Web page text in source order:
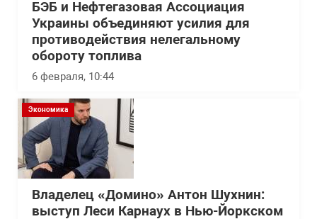
БЭБ и Нефтегазовая Ассоциация
Украины объединяют усилия для
противодействия нелегальному
обороту топлива
6 февраля, 10:44
Экономика
Владелец «Домино» Антон Шухнин:
выступ Леси Карнаух в Нью-Йоркском